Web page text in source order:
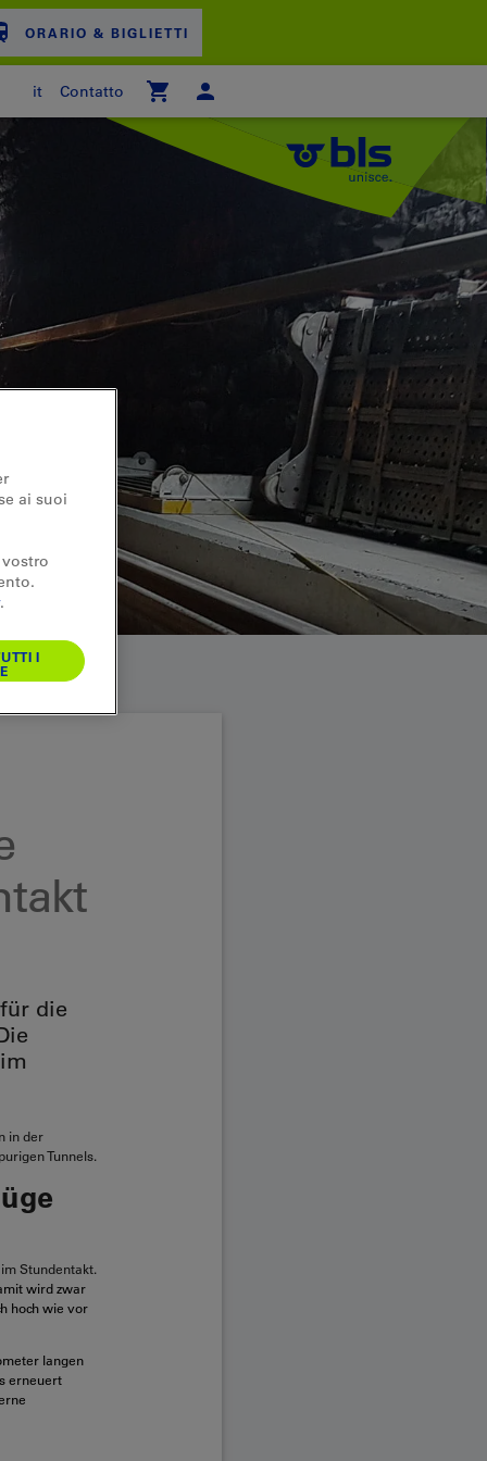
ORARIO & BIGLIETTI
it
Contatto
die
in der
Tunnels.
Stundentakt.
wird zwar
hoch wie vor
langen
erneuert
ai suoi
.
I